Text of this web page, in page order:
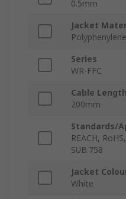
0.5mm
Jacket
Series
WR-FFC
Cable Length
200mm
Standards/
REACH,
SUB.758
Jacket
White